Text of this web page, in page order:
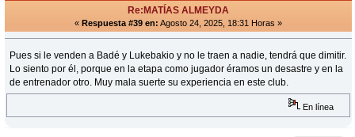
Re:MATÍAS ALMEYDA
« Respuesta #39 en: Agosto 24, 2025, 18:31 Horas »
Pues si le venden a Badé y Lukebakio y no le traen a nadie, tendrá que dimitir.
Lo siento por él, porque en la etapa como jugador éramos un desastre y en la
de entrenador otro. Muy mala suerte su experiencia en este club.
En línea